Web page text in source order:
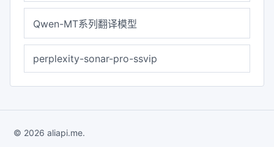
Qwen-MT系列翻译模型
perplexity-sonar-pro-ssvip
© 2026 aliapi.me.